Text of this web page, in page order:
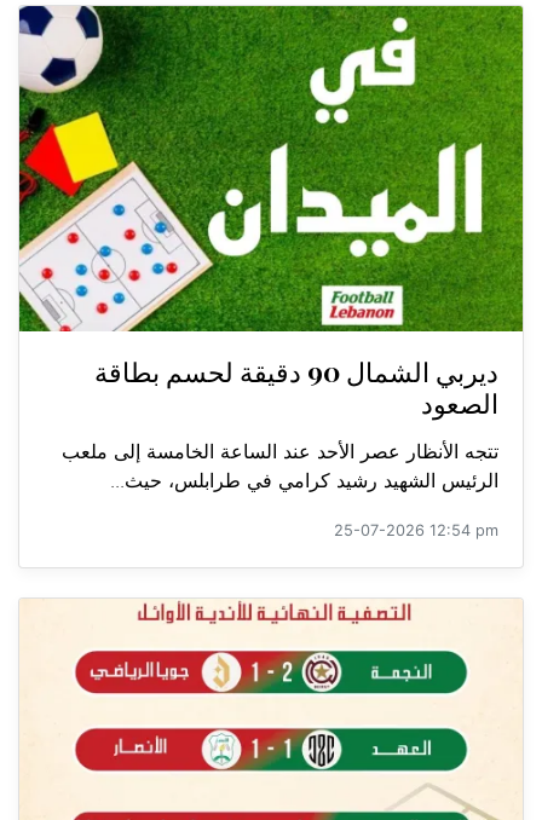
ديربي الشمال 90 دقيقة لحسم بطاقة
الصعود
تتجه الأنظار عصر الأحد عند الساعة الخامسة إلى ملعب
الرئيس الشهيد رشيد كرامي في طرابلس، حيث...
25-07-2026 12:54 pm